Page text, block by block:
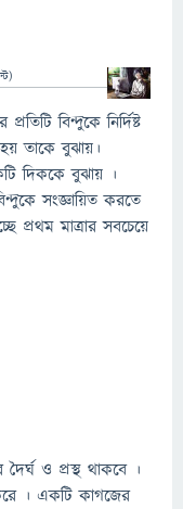
বিন্দুকে নির্দিষ্ট
তাকে বুঝায়।
দিককে বুঝায় ।
সংজ্ঞায়িত করতে
প্রথম মাত্রার সবচেয়ে
ও প্রস্থ থাকবে ।
করে । একটি কাগজের